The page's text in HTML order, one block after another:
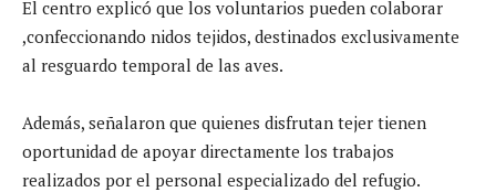
El centro explicó que los voluntarios pueden colaborar
,confeccionando nidos tejidos, destinados exclusivamente
al resguardo temporal de las aves.
Además, señalaron que quienes disfrutan tejer tienen
oportunidad de apoyar directamente los trabajos
realizados por el personal especializado del refugio.